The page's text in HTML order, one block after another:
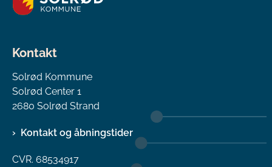
Kontakt
Solrød Kommune
Solrød Center 1
2680 Solrød Strand
Kontakt og åbningstider
CVR. 68534917